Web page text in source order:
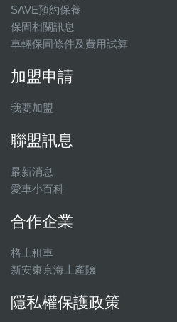
SAVE預約保養
保固相關訊息
車輛保固條件及費用試算
加盟申請
我要加盟
聯盟訊息
最新消息
愛車小百科
合作企業
格上租車
新安東京海上產險
隱私權保護政策